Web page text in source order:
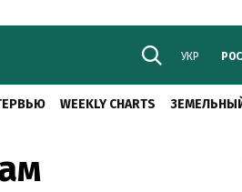
УКР РОС
WEEKLY CHARTS